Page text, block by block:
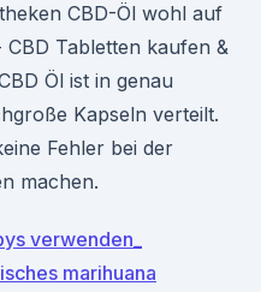
CBD-Öl wohl auf
Tabletten kaufen &
Öl ist in genau
Kapseln verteilt.
Fehler bei der
machen.
verwenden_
marihuana